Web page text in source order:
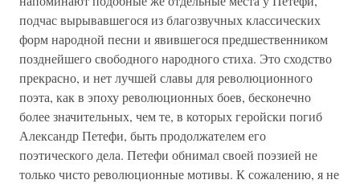
подчас вырывавшегося из благозвучных классических
форм народной песни и явившегося предшественником
позднейшего свободного народного стиха. Это сходство
прекрасно, и нет лучшей славы для революционного
поэта, как в эпоху революционных боев, бесконечно
более значительных, чем те, в которых геройски погиб
Александр Петефи, быть продолжателем его
поэтического дела. Петефи обнимал своей поэзией не
только чисто революционные мотивы. К сожалению, я не